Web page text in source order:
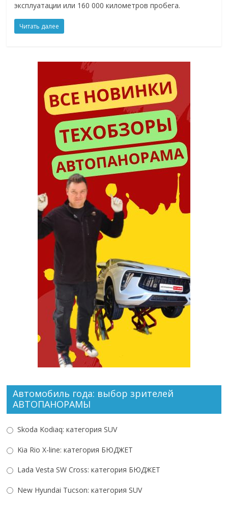
эксплуатации или 160 000 километров пробега.
Читать далее
Автомобиль года: выбор зрителей
АВТОПАНОРАМЫ
Skoda Kodiaq: категория SUV
Kia Rio X-line: категория БЮДЖЕТ
Lada Vesta SW Cross: категория БЮДЖЕТ
New Hyundai Tucson: категория SUV